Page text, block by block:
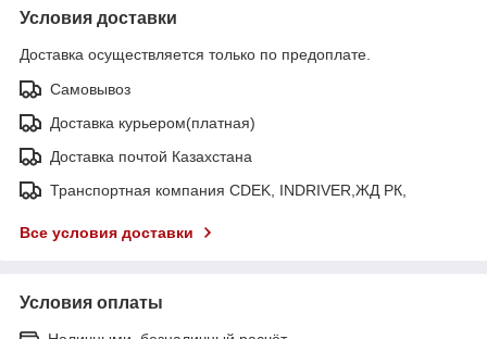
Условия доставки
Доставка осуществляется только по предоплате.
Самовывоз
Доставка курьером(платная)
Доставка почтой Казахстана
Транспортная компания CDEK, INDRIVER,ЖД РК,
Все условия доставки
Условия оплаты